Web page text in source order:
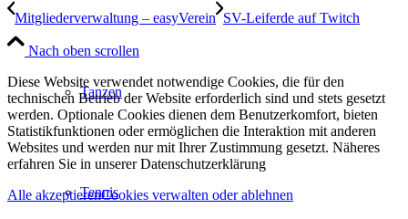
Tanzen
Tennis
Mitgliederverwaltung – easyVerein SV-Leiferde auf Twitch
Nach oben scrollen
Diese Website verwendet notwendige Cookies, die für den
technischen Betrieb der Website erforderlich sind und stets gesetzt
werden. Optionale Cookies dienen dem Benutzerkomfort, bieten
Statistikfunktionen oder ermöglichen die Interaktion mit anderen
Websites und werden nur mit Ihrer Zustimmung gesetzt. Näheres
erfahren Sie in unserer Datenschutzerklärung
Alle akzeptierenCookies verwalten oder ablehnen